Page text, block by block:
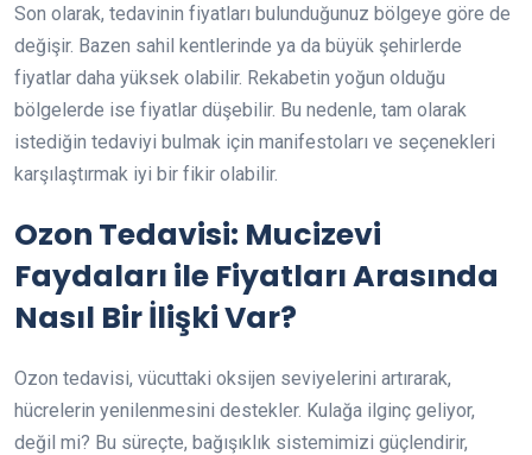
Son olarak, tedavinin fiyatları bulunduğunuz bölgeye göre de
değişir. Bazen sahil kentlerinde ya da büyük şehirlerde
fiyatlar daha yüksek olabilir. Rekabetin yoğun olduğu
bölgelerde ise fiyatlar düşebilir. Bu nedenle, tam olarak
istediğin tedaviyi bulmak için manifestoları ve seçenekleri
karşılaştırmak iyi bir fikir olabilir.
Ozon Tedavisi: Mucizevi
Faydaları ile Fiyatları Arasında
Nasıl Bir İlişki Var?
Ozon tedavisi, vücuttaki oksijen seviyelerini artırarak,
hücrelerin yenilenmesini destekler. Kulağa ilginç geliyor,
değil mi? Bu süreçte, bağışıklık sistemimizi güçlendirir,